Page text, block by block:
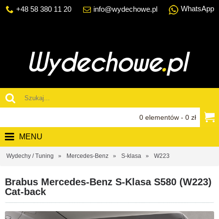
+48 58 380 11 20 info@wydechowe.pl WhatsApp
0 elementów - 0 zł
MENU
Wydechy / Tuning Mercedes-Benz S-klasa W223
Brabus Mercedes-Benz S-Klasa S580 (W223)
Cat-back